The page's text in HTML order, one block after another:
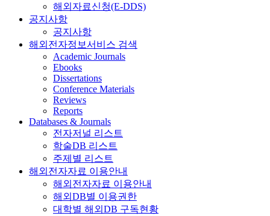
해외자료신청(E-DDS)
공지사항
공지사항
해외전자정보서비스 검색
Academic Journals
Ebooks
Dissertations
Conference Materials
Reviews
Reports
Databases & Journals
전자저널 리스트
학술DB 리스트
주제별 리스트
해외전자자료 이용안내
해외전자자료 이용안내
해외DB별 이용권한
대학별 해외DB 구독현황